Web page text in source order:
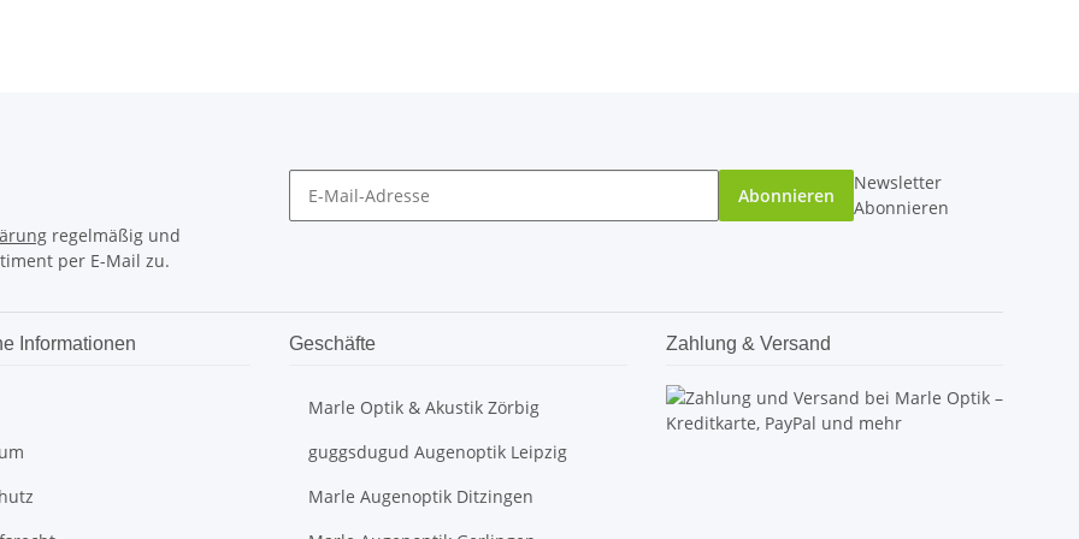
regelmäßig und
per E-Mail zu.
Abonnieren
Newsletter
Abonnieren
Informationen Geschäfte
Marle Optik & Akustik Zörbig
guggsdugud Augenoptik Leipzig
Marle Augenoptik Ditzingen
Zahlung & Versand